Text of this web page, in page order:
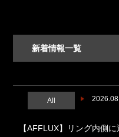
新着情報一覧
All
【AFFLUX】リング内側